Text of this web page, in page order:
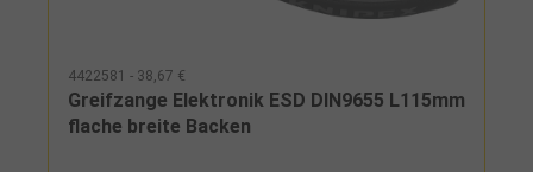
4422581 - 38,67 €
Greifzange Elektronik ESD DIN9655 L115mm
flache breite Backen